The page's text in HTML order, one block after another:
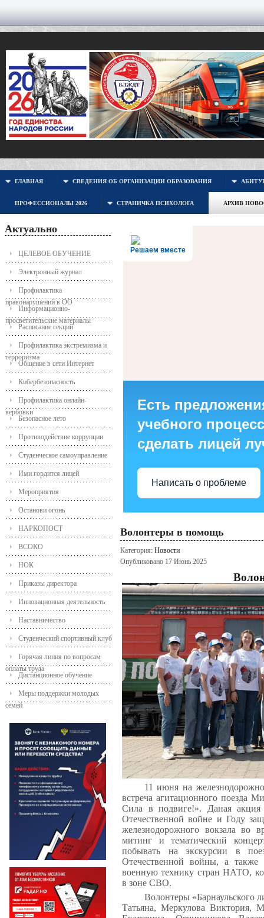
ГЛАВНАЯ СВЕДЕНИЯ ОБ ОРГАНИЗАЦИИ ОБРАЗОВАНИЯ
ПРОФЕССИОНАЛЫ 2026 СТРАНИЧКА ПСИХОЛОГА АРХИВ
Актуально
ЦЕЛЕВОЕ ОБУЧЕНИЕ
Электронный журнал
Профилактика
правонарушений в ОО
Информационно-
просветительские материалы
Расписание секций
Профилактика экстремизма и
терроризма
Общение в сети Интернет
Кибербезопасность
Профилактика онлайн-
вербовки
Безопасное лето
Противодействие коррупции
Студенческое самоуправление
Ими гордится лицей
Мероприятия
Останови огонь
НАРКОПОСТ
ВСОКО
НОК
Приказы директора
Инновационная деятельность
Наставничество
Студенческий спортивный клуб
Горячая линия по вопросам
оплаты труда
Дистанционное обучение
Меры поддержки молодых
семей
Решаем вместе
Есть
учебного
сделать лицей
Написать о проблеме
Волонтеры в помощь
Категория: Новости
Опубликовано 17 Июнь 2025
11 июня на
встреча агитационного поезда
Сила в подвиге!». Даная
Отечественной войне и Году
железнодорожного вокзала во
митинг и тематический
побывать на экскурсии в
Отечественной войны, а также
военную технику стран НАТО,
в зоне СВО.
Волонтеры «Барнаульского
Татьяна, Меркулова Виктория,